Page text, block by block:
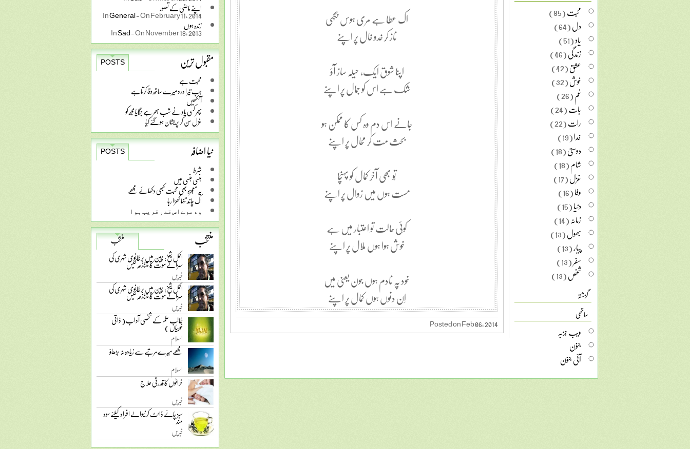
اپنے ماضی کے تصور InGeneral-On February 11, 2014
زندہ ہوں InSad-On November 18, 2013
مقبول ترین
POSTS
محبت ہے
جب تیرا درد میرے ساتھ وفا کرتا ہے
آنکھیں
پھر کسی یاد نے شب بھر ہے جگایا مجھ کو
غزل سن کر پریشان ہو گئے کیا
نیا اضافہ
POSTS
شرط
ہنسی ہنسی میں
یہ معجزہ بھی محبت کبھی دکھائے مجھے
اک چاند تنہا کھڑا رہا
ﻭﮦ ﻣﺮﮮ ﺍﺱ ﻗﺪﺭ ﻗﺮﯾﺐ ﮨﻮﺍ
منتخب
منتخب
اکمل شیخ: چین میں برطانوی شہری کی
سزائے موت کا متنازعہ کیس
خبریں
اکمل شیخ: چین میں برطانوی شہری کی
سزائے موت کا متنازعہ کیس
خبریں
طالب علم کے شخصی آداب ( ذاتی
خوبیاں )
اسلام
مجھے میرے مرتبے سے زیادہ نہ بڑھاؤ
اسلام
خراٹوں کا قدرتی علاج
خبریں
سبز چائے ڈائٹ کرنیوالے افراد کیلئے سود
مند
خبریں
اک عطا ہے مری ہوس نگہی
ناز کر خدو خال پر اپنے
اپنا شوق ایک، حیلہ ساز آؤ
شک ہے اس کو جمال پر اپنے
جانے اس دم وہ کس کا ممکن ہو
بحث مت کر محال پر اپنے
تُو بھی آخر کمال کو پہنچا
مست ہوں میں زوال پر اپنے
کوئی حالت تو اعتبار میں ہے
خوش ہوا ہوں ملال پر اپنے
خود پہ نادم ہوں جون یعنی میں
اِن دنوں ہوں کمال پر اپنے
Posted on Feb 06, 2014
محبت(85)
دل(64)
یاد(51)
زندگی(46)
عشق(42)
خوش(32)
غم(26)
بات(24)
رات(22)
خدا(19)
دوستی(18)
شام(18)
غزل(17)
وفا(16)
دنیا(15)
زمانہ(14)
بھول(13)
پیار(13)
سفر(13)
شخص(13)
گزشتہ
ساتھی
ویب جزبہ
جنون
آئی جنون